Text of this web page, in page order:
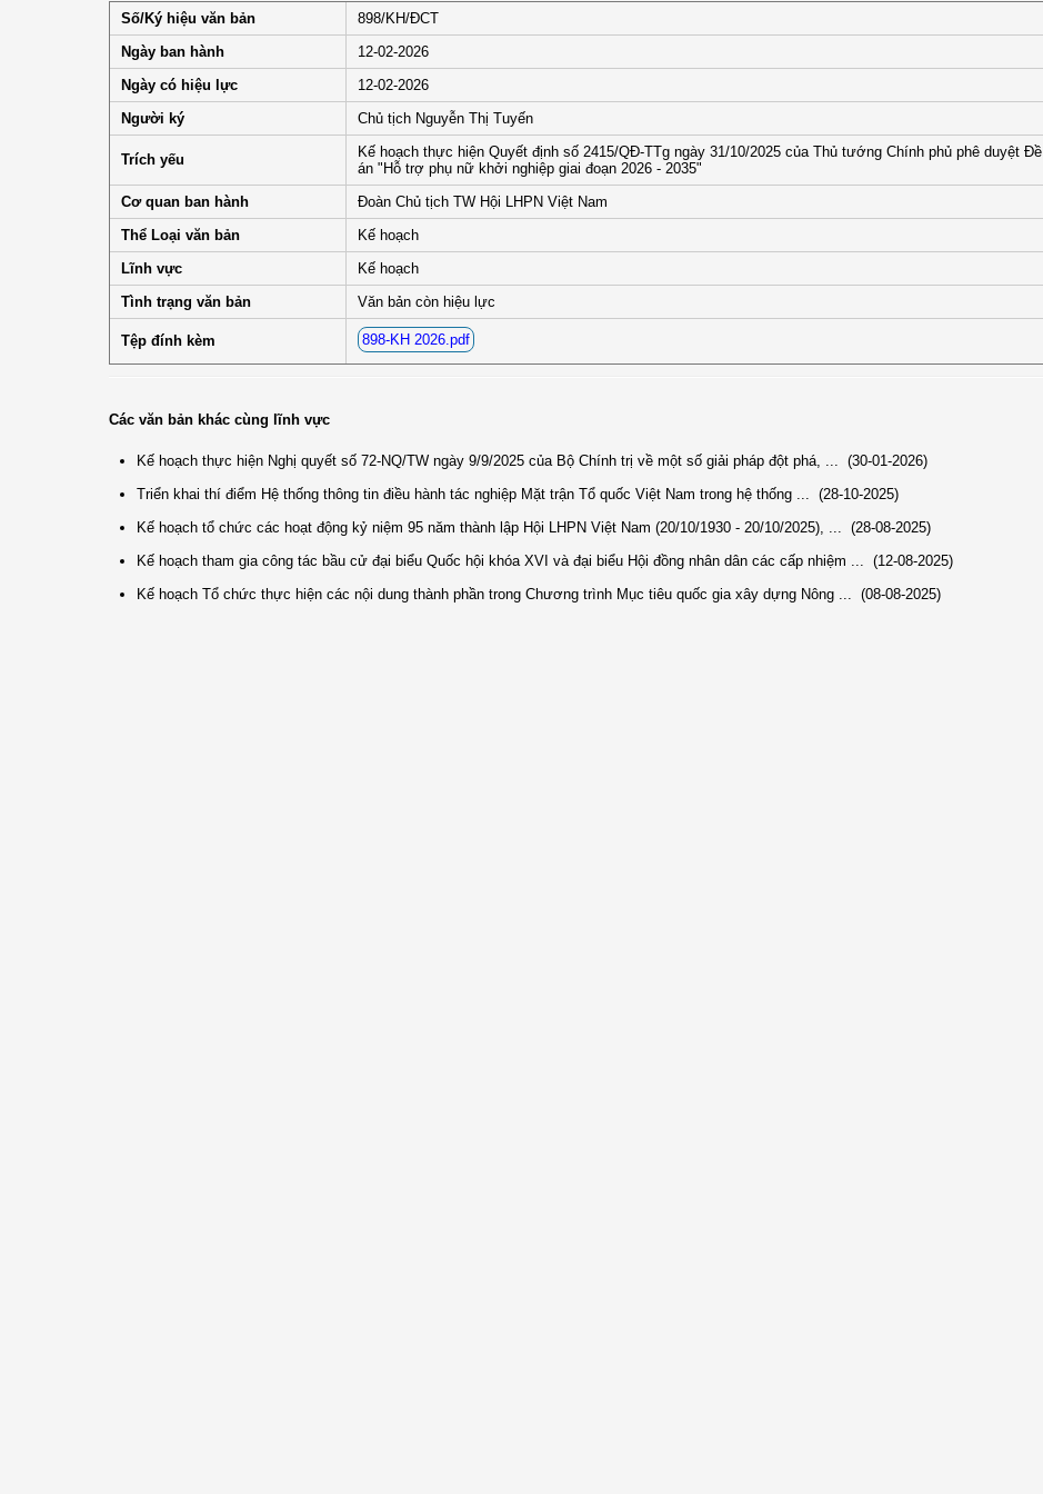
Số/Ký hiệu văn bản
898/KH/ĐCT
Ngày ban hành
12-02-2026
Ngày có hiệu lực
12-02-2026
Người ký
Chủ tịch Nguyễn Thị Tuyến
Trích yếu
Kế hoạch thực hiện Quyết định số 2415/QĐ-TTg ngày 31/10/2025 của Thủ tướng Chính phủ phê duyệt Đề
án "Hỗ trợ phụ nữ khởi nghiệp giai đoạn 2026 - 2035"
Cơ quan ban hành
Đoàn Chủ tịch TW Hội LHPN Việt Nam
Thể Loại văn bản
Kế hoạch
Lĩnh vực
Kế hoạch
Tình trạng văn bản
Văn bản còn hiệu lực
Tệp đính kèm 898-KH 2026.pdf
Các văn bản khác cùng lĩnh vực
Kế hoạch thực hiện Nghị quyết số 72-NQ/TW ngày 9/9/2025 của Bộ Chính trị về một số giải pháp đột phá, ...
(30-01-2026)
Triển khai thí điểm Hệ thống thông tin điều hành tác nghiệp Mặt trận Tổ quốc Việt Nam trong hệ thống ...
(28-10-2025)
Kế hoạch tổ chức các hoạt động kỷ niệm 95 năm thành lập Hội LHPN Việt Nam (20/10/1930 - 20/10/2025), ...
(28-08-2025)
Kế hoạch tham gia công tác bầu cử đại biểu Quốc hội khóa XVI và đại biểu Hội đồng nhân dân các cấp nhiệm ...
(12-08-2025)
Kế hoạch Tổ chức thực hiện các nội dung thành phần trong Chương trình Mục tiêu quốc gia xây dựng Nông ...
(08-08-2025)